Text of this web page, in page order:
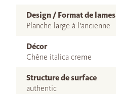
Design / Format de lames
Planche large à l'ancienne
Décor
Chêne italica creme
Structure de surface
authentic